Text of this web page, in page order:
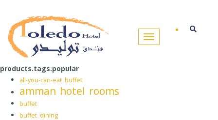
products.tags.popular
all-you-can-eat buffet
amman hotel rooms
buffet
buffet dining